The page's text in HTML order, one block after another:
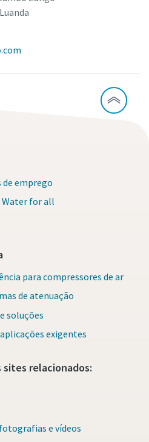
de emprego
Water for all
para compressores de ar
de atenuação
soluções
exigentes
sites relacionados:
e vídeos